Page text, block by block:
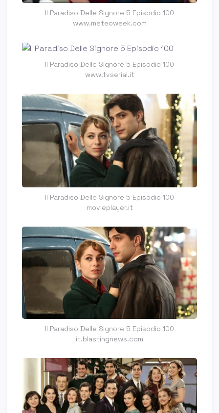
Il Paradiso Delle Signore 5 Episodio 100
www.meteoweek.com
Il Paradiso Delle Signore 5 Episodio 100
www.tvserial.it
Il Paradiso Delle Signore 5 Episodio 100
movieplayer.it
Il Paradiso Delle Signore 5 Episodio 100
it.blastingnews.com